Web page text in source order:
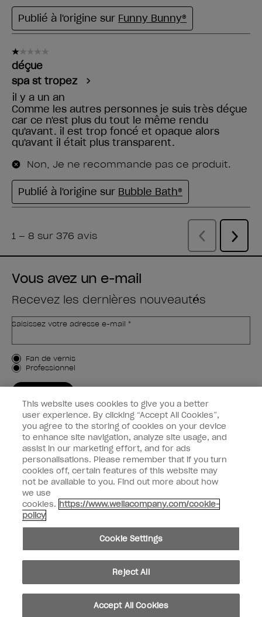
Vous avez un e-mail
Recevez les dernières nouveautés
Saisissez votre adresse e-mail *
Type de client
Fan de vernis
Professionnel
Informations clients
Connectez-Vous
facebookinstagramyoutube
Ne pas partager ou vendre des informations personnelles
Loi californienne sur la transparence des chaînes d'approvisionnement
© Copyright 2024, Wella Operations US LLC, Tous droits réservés.
This website uses cookies to give you a better
user experience. By clicking “Accept All Cookies”,
you agree to the storing of cookies on your device
to enhance site navigation, analyze site usage, and
assist in our marketing effort, and for ads
personalisations. Please remember that if you turn
cookies off, certain features of this website may
not be available to you. Find out more about how
we use
cookies. https://www.wellacompany.com/cookie-
policy
Cookie Settings
Reject All
Accept All Cookies